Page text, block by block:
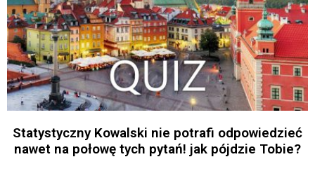
Statystyczny Kowalski nie potrafi odpowiedzieć
nawet na połowę tych pytań! jak pójdzie Tobie?